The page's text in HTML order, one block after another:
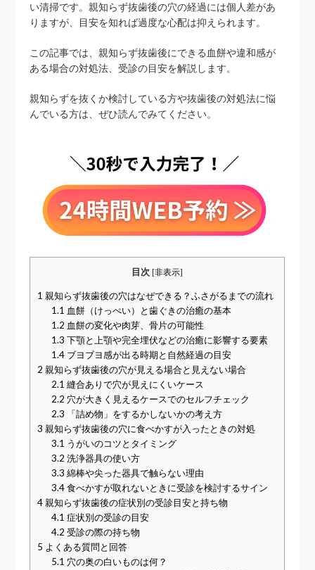
い清掃です。親知らず抜歯後の穴の経過には個人差があ
りますが、目安を知れば過度な心配は抑えられます。
この記事では、親知らず抜歯後にできる血餅や違和感が
ある場合の対処法、受診の目安を解説します。
親知らずを抜くか検討している方や抜歯後の対処法に悩
んでいる方は、ぜひ読んでみてください。
目次 [非表示]
1 親知らず抜歯後の穴はなぜできる？ふさがるまでの流れ
1.1 血餅（けっぺい）と歯ぐきの治癒の基本
1.2 血餅の変化や肉芽、骨片の可能性
1.3 下顎と上顎や完全埋伏などの治癒に影響する要素
1.4 ブヨブヨ感が出る時期と自然経過の目安
2 親知らず抜歯後の穴が見える場合と見えない場合
2.1 縫合ありで穴が見えにくいケース
2.2 穴が大きく見えるケースでのセルフチェック
2.3 「詰め物」をするかしないかの考え方
3 親知らず抜歯後の穴に食べかすが入ったときの対処
3.1 うがいのコツとタイミング
3.2 洗浄器具の使い方
3.3 綿棒や尖った器具で触らない理由
3.4食べかすが取れないときに受診を検討するサイン
4親知らず抜歯後の症状別の受診目安と持ち物
4.1 症状別の受診の目安
4.2 受診の際の持ち物
5 よくある質問と回答
5.1 穴の奥の白いものは何？